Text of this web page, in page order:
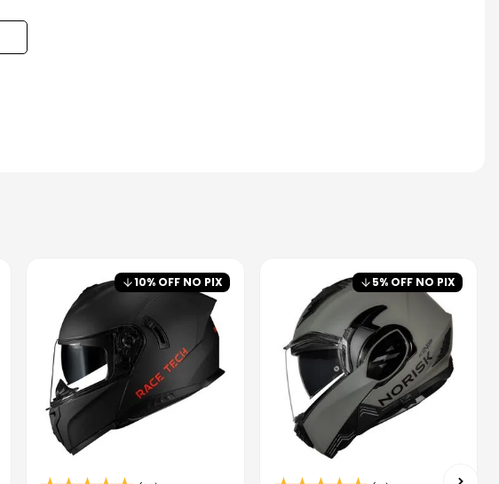
10% OFF NO PIX 5% OFF NO PIX